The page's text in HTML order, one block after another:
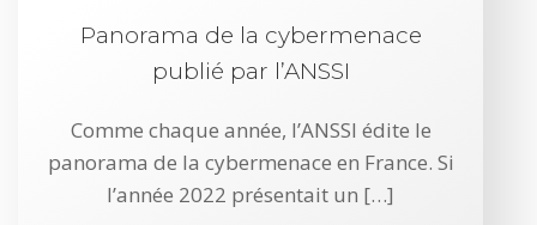
Panorama de la cybermenace
publié par l’ANSSI
Comme chaque année, l’ANSSI édite le
panorama de la cybermenace en France. Si
l’année 2022 présentait un […]